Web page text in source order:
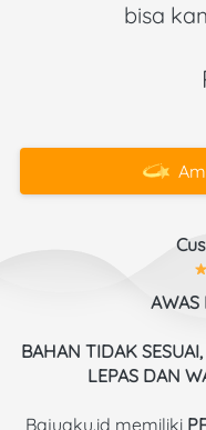
bisa
`
AWAS
BAHAN TIDAK
LEPAS DAN
Bajuaku.id memiliki